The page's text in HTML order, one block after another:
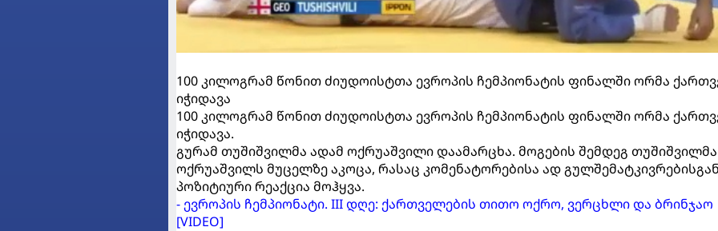
100 კილოგრამ წონით ძიუდოისტთა ევროპის ჩემპიონატის ფინალში ორმა
იჭიდავა
100 კილოგრამ წონით ძიუდოისტთა ევროპის ჩემპიონატის ფინალში ორმა
იჭიდავა.
გურამ თუშიშვილმა ადამ ოქრუაშვილი დაამარცხა. მოგების შემდეგ თუშიშვილმა
ოქრუაშვილს მუცელზე აკოცა, რასაც კომენატორებისა ად
პოზიტიური რეაქცია მოჰყვა.
- ევროპის ჩემპიონატი. III დღე: ქართველების თითო ოქრო, ვერცხლი და ბრინჯაო
[VIDEO]